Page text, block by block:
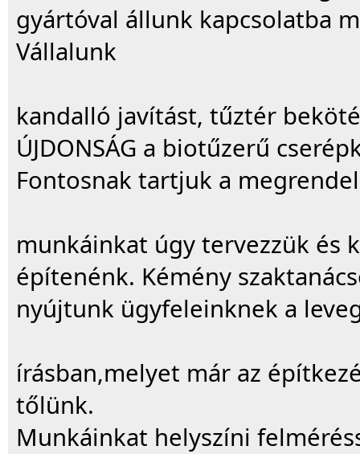
gyártóval állunk kapcsolatba
Vállalunk
kandalló javítást, tűztér
ÚJDONSÁG a biotűzerű
Fontosnak tartjuk a
munkáinkat úgy tervezzük és
építenénk. Kémény
nyújtunk ügyfeleinknek a
írásban,melyet már az
tőlünk.
Munkáinkat helyszíni